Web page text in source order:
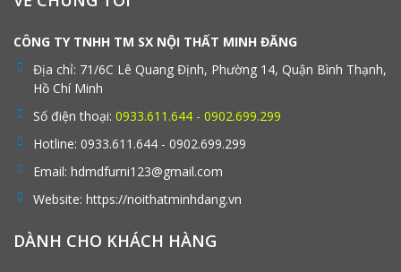
CÔNG TY TNHH TM SX NỘI THẤT MINH ĐĂNG
Địa chỉ: 71/6C Lê Quang Định, Phường 14, Quận Bình Thạnh,
Hồ Chí Minh
Số điện thoại: 0933.611.644 - 0902.699.299
Hotline: 0933.611.644 - 0902.699.299
Email: hdmdfurni123@gmail.com
Website: https://noithatminhdang.vn
DÀNH CHO KHÁCH HÀNG